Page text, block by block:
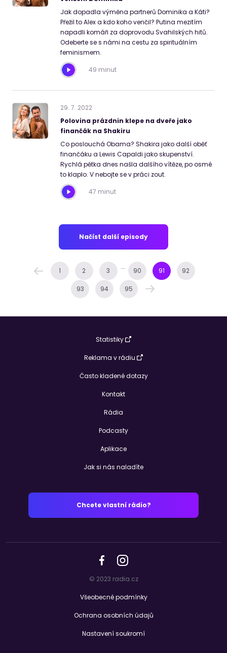
Jak dopadla výměna partnerů Dominika a Káti?
Přežil to Alex a kdo koho venčil? Putina mezitím
napadli komáři za doprovodu Svahilských hitů.
Odeberte se s námi na cestu za spirituálním
feminismem.
49 minut
29. 7. 2022
Polovina prázdnin klepe na dveře jako
finančák na Shakiru
Co poslouchá Obama? Shakira jako další oběť
finančáku a Lewis Capaldi jako skupenství.
Rychlá pětka dnes našla dalšího vítěze, po osmé
to klaplo. V nebojte se v práci zout.
47 minut
Načíst další episody
1 2 3 ... 90 91 92
93 94 95
Statistiky
Reklama v rádiu
Často kladené dotazy
Kontakt
Rádia
Podcasty
Aplikace
Jak si nás naladíte
Chcete vlastní rádio?
© 2023 radia.cz
Všeobecné podmínky
Ochrana osobních údajů
Nastavení soukromí